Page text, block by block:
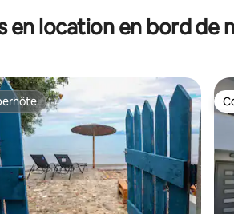
en location en bord de